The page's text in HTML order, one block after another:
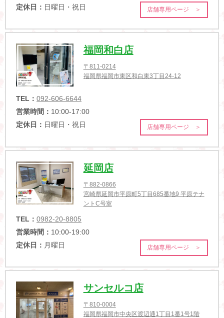
定休日： 日曜日・祝日 店舗専用ページ ＞
福岡和白店
〒811-0214
福岡県福岡市東区和白東3丁目24-12
TEL： 092-606-6644
営業時間： 10:00-17:00
定休日： 日曜日・祝日 店舗専用ページ ＞
延岡店
〒882-0866
宮崎県延岡市平原町5丁目685番地9 平原テナ
ントC号室
TEL： 0982-20-8805
営業時間： 10:00-19:00
定休日： 月曜日 店舗専用ページ ＞
サンセルコ店
〒810-0004
福岡県福岡市中央区渡辺通1丁目1番1号1階